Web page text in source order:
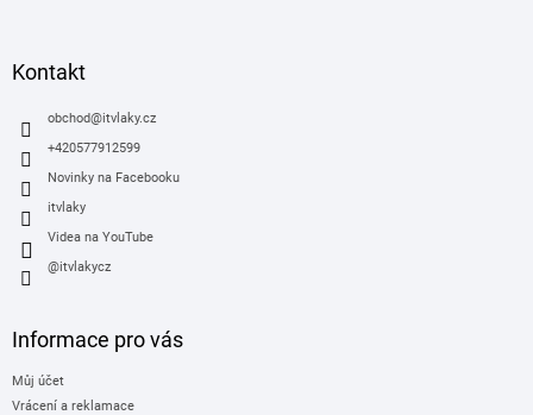
Kontakt
obchod@itvlaky.cz
+420577912599
Novinky na Facebooku
itvlaky
Videa na YouTube
@itvlakycz
Informace pro vás
Můj účet
Vrácení a reklamace